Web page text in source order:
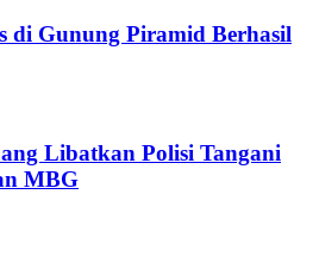
di Gunung Piramid Berhasil
Libatkan Polisi Tangani
MBG